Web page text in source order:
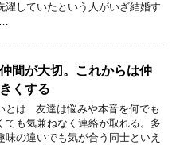
濯していたという人がいざ結婚す
…
間が大切。これからは仲
くする
とは 友達は悩みや本音を何でも
ても気兼ねなく連絡が取れる。多
味の違いでも気が合う同士といえ